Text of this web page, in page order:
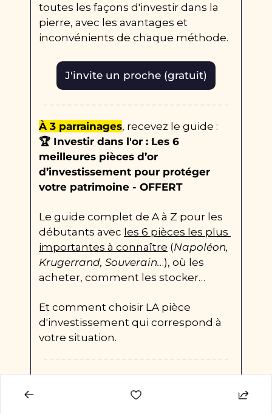
toutes les façons d'investir dans la
pierre, avec les avantages et
inconvénients de chaque méthode.
J'invite un proche (gratuit)
À 3 parrainages
🏆 Investir dans l'or : Les 6
meilleures pièces d’or
d’investissement pour protéger
votre patrimoine - OFFERT
Le guide complet de A à Z pour les
débutants avec les 6 pièces les plus
importantes à connaître (Napoléon,
Krugerrand, Souverain...), où les
acheter, comment les stocker…
Et comment choisir LA pièce
d'investissement qui correspond à
votre situation.
Bourse : 5 indicateurs pour viser